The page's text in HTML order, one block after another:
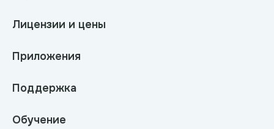
Лицензии и цены
Приложения
Поддержка
Обучение